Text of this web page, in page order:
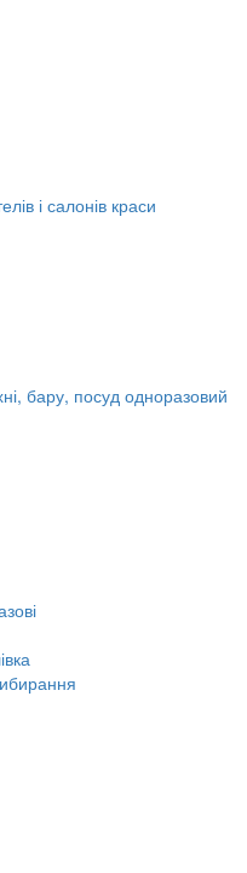
і салонів краси
бару, посуд одноразовий